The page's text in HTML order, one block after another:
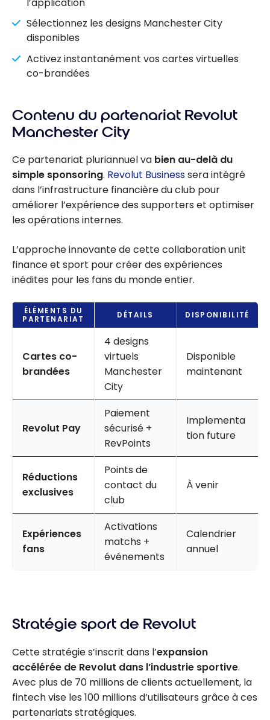
Sélectionnez les designs Manchester City
disponibles
Activez instantanément vos cartes virtuelles
co-brandées
Contenu du partenariat Revolut
Manchester City
Ce partenariat pluriannuel va bien au-delà du
simple sponsoring. Revolut Businesssera intégré
dans l’infrastructure financière du club pour
améliorer l’expérience des supporters et optimiser
les opérations internes.
L’approche innovante de cette collaboration unit
finance et sport pour créer des expériences
inédites pour les fans du monde entier.
ÉLÉMENTS DU
PARTENARIAT
DÉTAILS DISPONIBILITÉ
Cartes co-
brandées
4 designs
virtuels
Manchester
City
Disponible
maintenant
Revolut Pay
Paiement
sécurisé +
RevPoints
Implementa
tion future
Réductions
exclusives
Points de
contact du
club
À venir
Expériences
fans
Activations
matchs +
événements
Calendrier
annuel
Stratégie sport de Revolut
Cette stratégie s’inscrit dans l’expansion
accélérée de Revolut dans l’industrie sportive.
Avec plus de 70 millions de clients actuellement, la
fintech vise les 100 millions d’utilisateurs grâce à ces
partenariats stratégiques.